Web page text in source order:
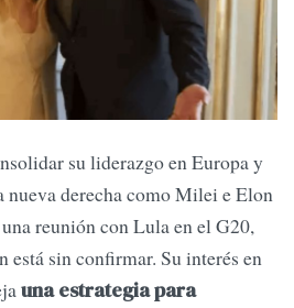
su liderazgo en Europa y
nueva derecha como Milei e Elon
reunión con Lula en el G20,
está sin confirmar. Su interés en
una estrategia para